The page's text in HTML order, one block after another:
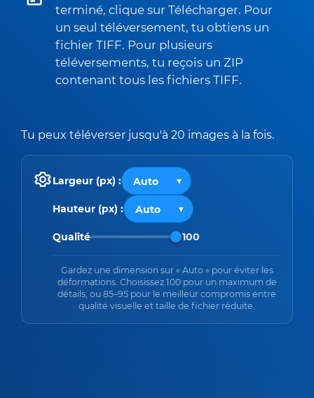
terminé, clique sur Télécharger. Pour
un seul téléversement, tu obtiens un
fichier TIFF. Pour plusieurs
téléversements, tu reçois un ZIP
contenant tous les fichiers TIFF.
Tu peux téléverser jusqu'à 20 images à la fois.
Largeur (px) :
Hauteur (px) :
Qualité 100
Gardez une dimension sur « Auto » pour éviter les
déformations. Choisissez 100 pour un maximum de
détails, ou 85–95 pour le meilleur compromis entre
qualité visuelle et taille de fichier réduite.